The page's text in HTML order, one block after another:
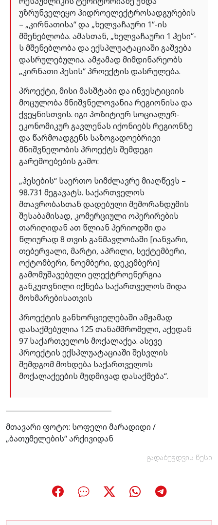
უზრუნველეყო ჰიდროელექტროსადგურების
– „კირნათისა“ და „ხელვაჩაური 1“-ის
მშენებლობა. ამასთან, „ხელვაჩაური 1 ჰესი“-
ს მშენებლობა და ექსპლუატაციაში გაშვება
დასრულებულია. ამჟამად მიმდინარეობს
„კირნათი ჰესის“ პროექტის დასრულება.
პროექტი, მისი მასშტაბი და ინვესტიციის
მოცულობა მნიშვნელოვანია რეგიონისა და
ქვეყნისთვის. იგი პოზიტიურ სოციალურ-
ეკონომიკურ გავლენას იქონიებს რეგიონზე
და წარმოადგენს საზოგადოებრივი
მნიშვნელობის პროექტს შემდეგი
გარემოებების გამო:
„ჰესების“ საერთო სიმძლავრე მიაღწევს –
98.731 მეგავატს. საქართველოს
მთავრობასთან დადებული მემორანდუმის
შესაბამისად, კომერციული ოპერირების
თარიღიდან ათ წლიან პერიოდში და
წლიურად 8 თვის განმავლობაში [იანვარი,
თებერვალი, მარტი, აპრილი, სექტემბერი,
ოქტომბერი, ნოემბერი, დეკემბერი]
გამომუშავებული ელექტროენერგია
განკუთვნილი იქნება საქართველოს შიდა
მოხმარებისათვის
პროექტის განხორციელებაში ამჟამად
დასაქმებულია 125 თანამშრომელი, აქედან
97 საქართველოს მოქალაქეა. ასევე
პროექტის ექსპლუატაციაში შესვლის
შემდგომ მოხდება საქართველოს
მოქალაქეების მუდმივად დასაქმება“.
მთავარი ფოტო: სოფელი მარადიდი /
„ბათუმელების“ არქივიდან
გადაბეჭდვის წესი